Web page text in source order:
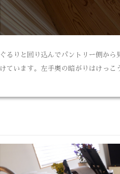
ぐるりと回り込んでパントリー側か
けています。左手奥の暗がりはけっ